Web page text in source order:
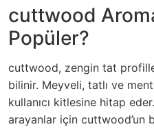
cuttwood
Popüler?
cuttwood, zengin tat
bilinir. Meyveli, tatlı ve
kullanıcı kitlesine hitap
arayanlar için cuttwood’un